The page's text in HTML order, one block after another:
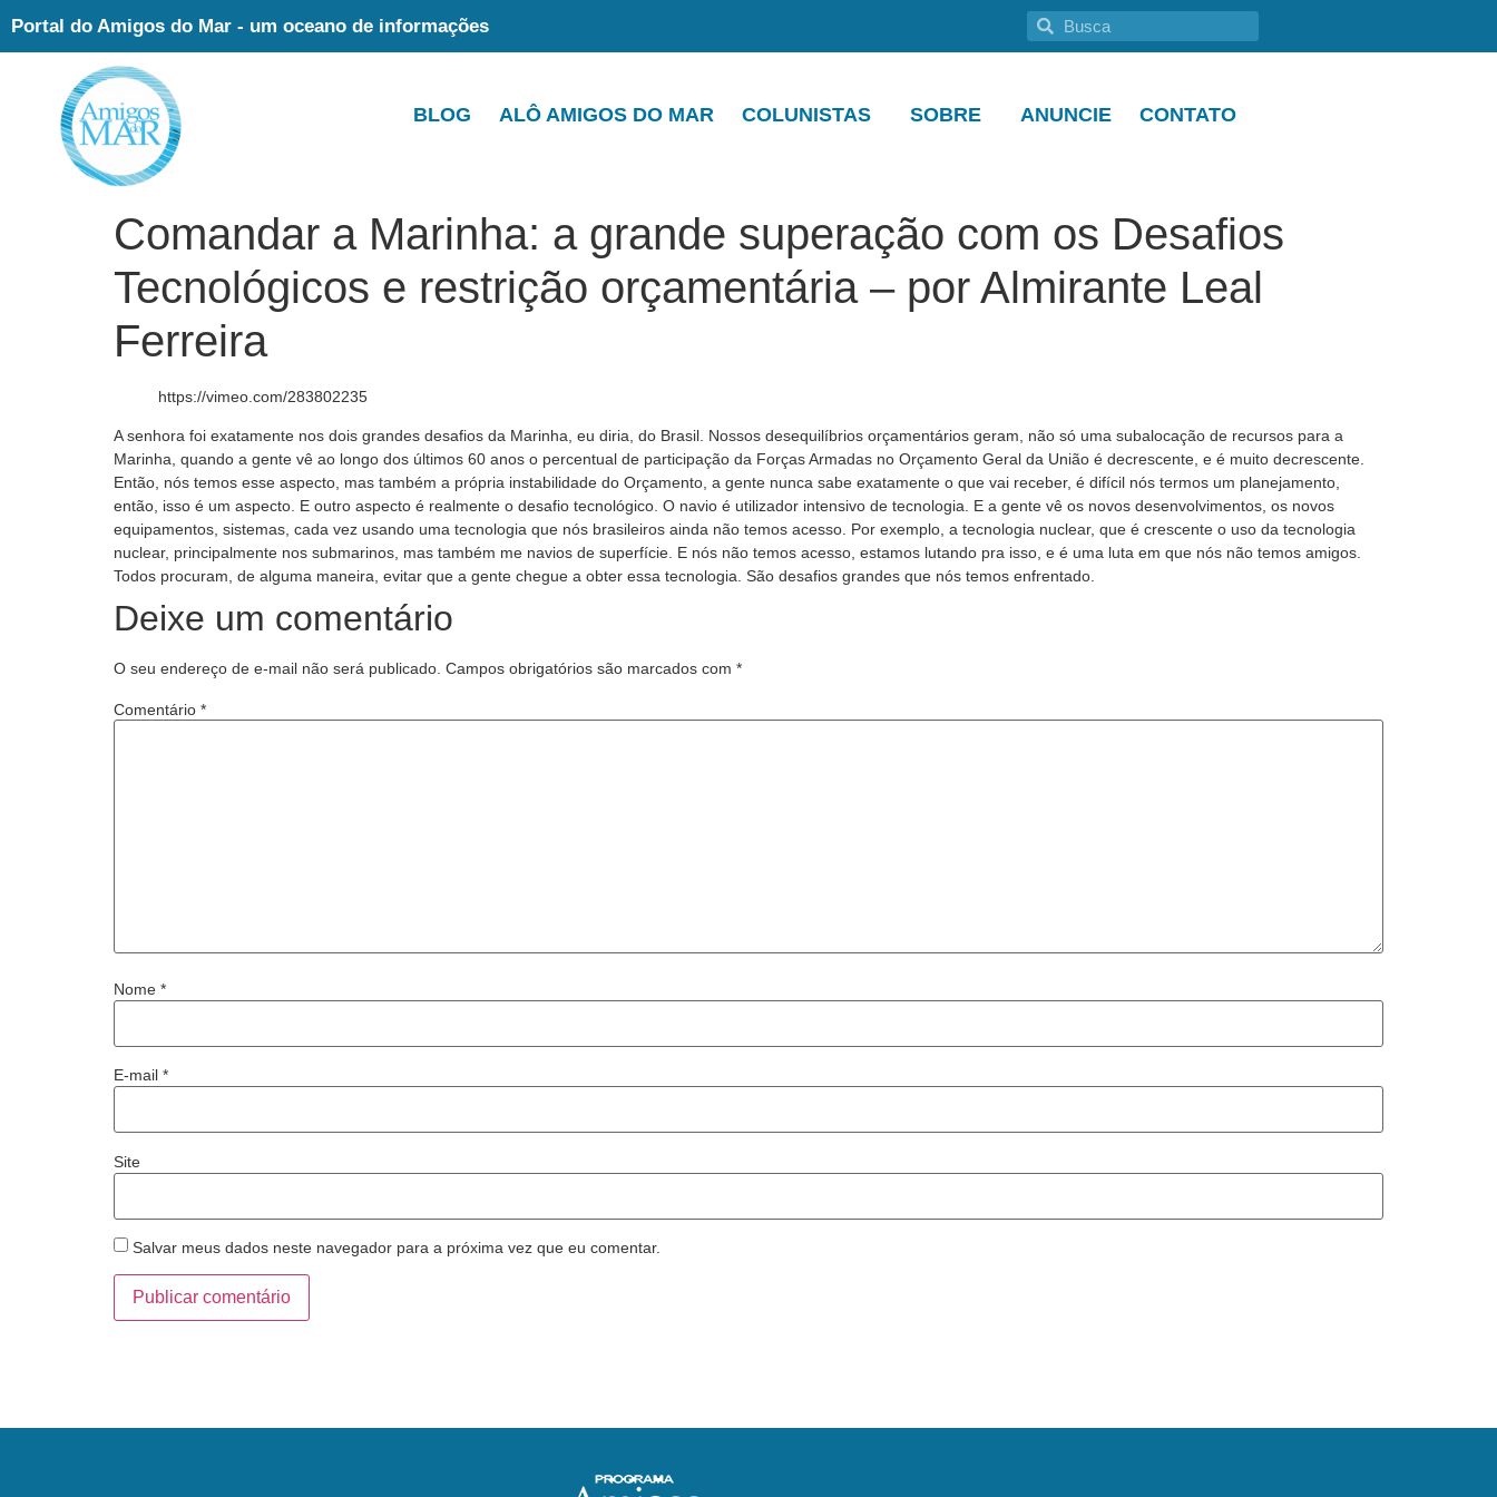
Portal do Amigos do Mar - um oceano de informações
BLOG ALÔ AMIGOS DO MAR COLUNISTAS SOBRE ANUNCIE CONTATO
Comandar a Marinha: a grande superação com os Desafios
Tecnológicos e restrição orçamentária – por Almirante Leal
Ferreira
https://vimeo.com/283802235
A senhora foi exatamente nos dois grandes desafios da Marinha, eu diria, do Brasil. Nossos desequilíbrios orçamentários geram, não só uma subalocação de recursos para a
Marinha, quando a gente vê ao longo dos últimos 60 anos o percentual de participação da Forças Armadas no Orçamento Geral da União é decrescente, e é muito decrescente.
Então, nós temos esse aspecto, mas também a própria instabilidade do Orçamento, a gente nunca sabe exatamente o que vai receber, é difícil nós termos um planejamento,
então, isso é um aspecto. E outro aspecto é realmente o desafio tecnológico. O navio é utilizador intensivo de tecnologia. E a gente vê os novos desenvolvimentos, os novos
equipamentos, sistemas, cada vez usando uma tecnologia que nós brasileiros ainda não temos acesso. Por exemplo, a tecnologia nuclear, que é crescente o uso da tecnologia
nuclear, principalmente nos submarinos, mas também me navios de superfície. E nós não temos acesso, estamos lutando pra isso, e é uma luta em que nós não temos amigos.
Todos procuram, de alguma maneira, evitar que a gente chegue a obter essa tecnologia. São desafios grandes que nós temos enfrentado.
Deixe um comentário
O seu endereço de e-mail não será publicado. Campos obrigatórios são marcados com *
Comentário *
Nome *
E-mail *
Site
Salvar meus dados neste navegador para a próxima vez que eu comentar.